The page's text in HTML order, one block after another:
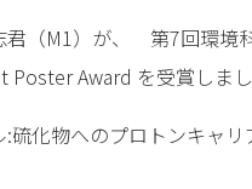
君（M1）が、 第7回環境
Poster Award を受賞しまし
:硫化物へのプロトンキャ